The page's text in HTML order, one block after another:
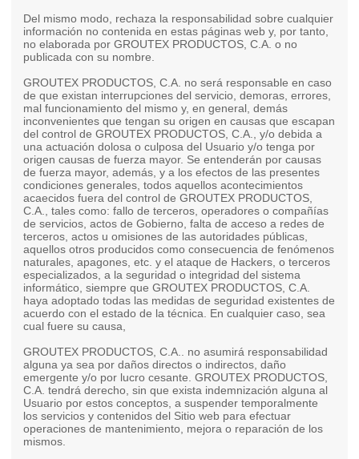
Del mismo modo, rechaza la responsabilidad sobre cualquier
información no contenida en estas páginas web y, por tanto,
no elaborada por GROUTEX PRODUCTOS, C.A. o no
publicada con su nombre.
GROUTEX PRODUCTOS, C.A. no será responsable en caso
de que existan interrupciones del servicio, demoras, errores,
mal funcionamiento del mismo y, en general, demás
inconvenientes que tengan su origen en causas que escapan
del control de GROUTEX PRODUCTOS, C.A., y/o debida a
una actuación dolosa o culposa del Usuario y/o tenga por
origen causas de fuerza mayor. Se entenderán por causas
de fuerza mayor, además, y a los efectos de las presentes
condiciones generales, todos aquellos acontecimientos
acaecidos fuera del control de GROUTEX PRODUCTOS,
C.A., tales como: fallo de terceros, operadores o compañías
de servicios, actos de Gobierno, falta de acceso a redes de
terceros, actos u omisiones de las autoridades públicas,
aquellos otros producidos como consecuencia de fenómenos
naturales, apagones, etc. y el ataque de Hackers, o terceros
especializados, a la seguridad o integridad del sistema
informático, siempre que GROUTEX PRODUCTOS, C.A.
haya adoptado todas las medidas de seguridad existentes de
acuerdo con el estado de la técnica. En cualquier caso, sea
cual fuere su causa,
GROUTEX PRODUCTOS, C.A.. no asumirá responsabilidad
alguna ya sea por daños directos o indirectos, daño
emergente y/o por lucro cesante. GROUTEX PRODUCTOS,
C.A. tendrá derecho, sin que exista indemnización alguna al
Usuario por estos conceptos, a suspender temporalmente
los servicios y contenidos del Sitio web para efectuar
operaciones de mantenimiento, mejora o reparación de los
mismos.